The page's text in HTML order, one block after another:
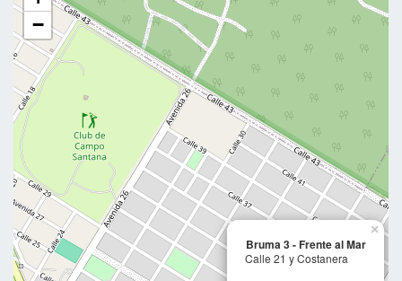
Bruma 3 - Frente al Mar
Calle 21 y Costanera
×
−